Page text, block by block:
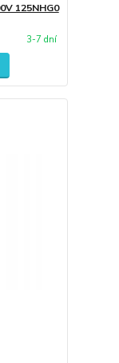
125NHG0
3-7 dní